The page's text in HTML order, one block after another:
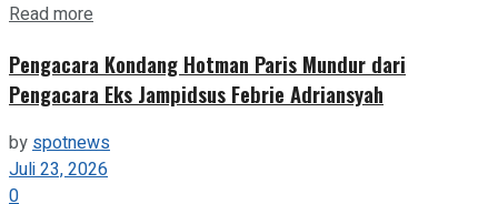
Read more
Pengacara Kondang Hotman Paris Mundur dari
Pengacara Eks Jampidsus Febrie Adriansyah
byspotnews
Juli 23, 2026
0